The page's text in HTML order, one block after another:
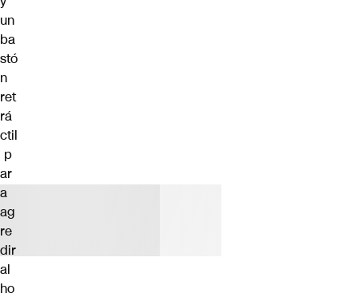
un
ba
stó
n
ret
rá
ctil
p
ar
a
ag
re
dir
al
ho